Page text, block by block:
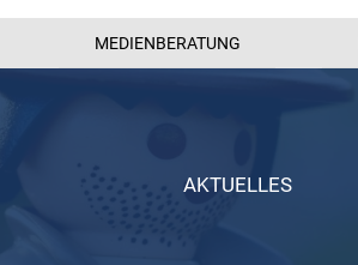
MEDIENBERATUNG
AKTUELLES